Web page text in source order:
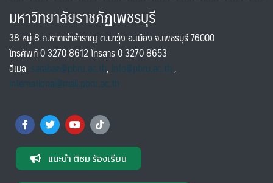
มหาวิทยาลัยราชภัฏเพชรบุรี
38 หมู่ 8 ถ.หาดเจ้าสำราญ ต.นาวุ้ง อ.เมือง จ.เพชรบุรี 76000
โทรศัพท์ 0 3270 8612 โทรสาร 0 3270 8653
อีเมล saraban@pbru.ac.th, info@pbru.ac.th,
international@mail.pbru.ac.th
แนะนำ ติชม ร้องเรียน